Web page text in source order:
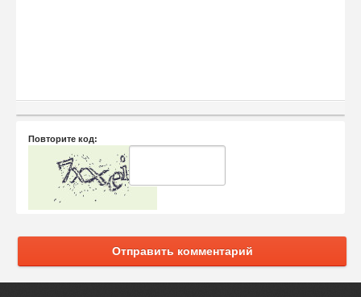
Повторите код:
Отправить комментарий